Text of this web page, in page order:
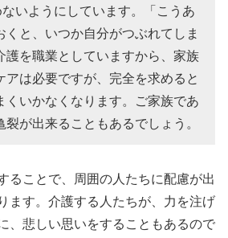
いようにしています。「こうあ
くと、いつか自分がつぶれてしま
護を職業としていますから、家族
アは必要ですが、完全を求めると
くいかなくなります。ご家族であ
が出来ることもあるでしょう。
ることで、周囲の人たちに配慮が出
ます。介護する人たちが、力を注げ
、悲しい思いをすることもあるので